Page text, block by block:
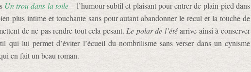
Un trou dans la toile– l’humour subtil et plaisant pour entrer de plain-pied dans
plus intime et touchante sans pour autant abandonner le recul et la touche de
de ne pas rendre tout cela pesant. Le polar de l’étéarrive ainsi à conserver
qui lui permet d’éviter l’écueil du nombrilisme sans verser dans un cynisme
en fait un beau roman.